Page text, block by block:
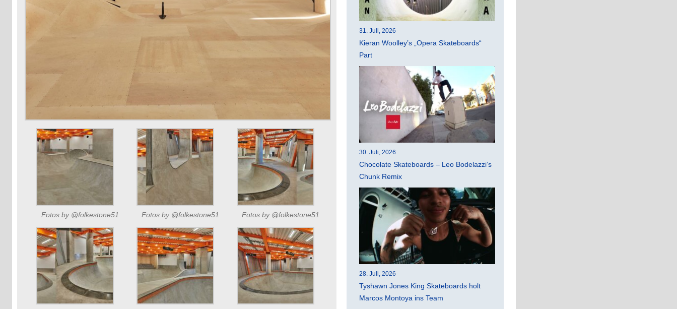
Fotos by @folkestone51 Fotos by @folkestone51 Fotos by @folkestone51
31. Juli, 2026
Kieran Woolley’s „Opera Skateboards“
Part
30. Juli, 2026
Chocolate Skateboards – Leo Bodelazzi’s
Chunk Remix
28. Juli, 2026
Tyshawn Jones King Skateboards holt
Marcos Montoya ins Team